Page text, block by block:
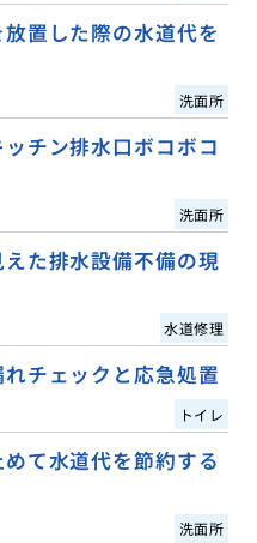
置した際の水道代を
洗面所
チン排水口ボコボコ
洗面所
た排水設備不備の現
水道修理
チェックと応急処置
トイレ
て水道代を節約する
洗面所